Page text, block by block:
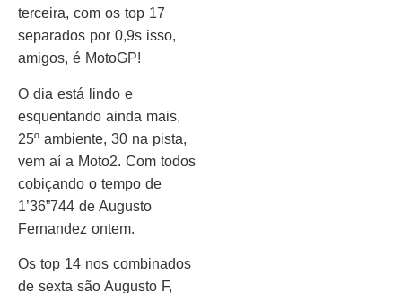
terceira, com os top 17
separados por 0,9s isso,
amigos, é MotoGP!
O dia está lindo e
esquentando ainda mais,
25º ambiente, 30 na pista,
vem aí a Moto2. Com todos
cobiçando o tempo de
1’36”744 de Augusto
Fernandez ontem.
Os top 14 nos combinados
de sexta são Augusto F,